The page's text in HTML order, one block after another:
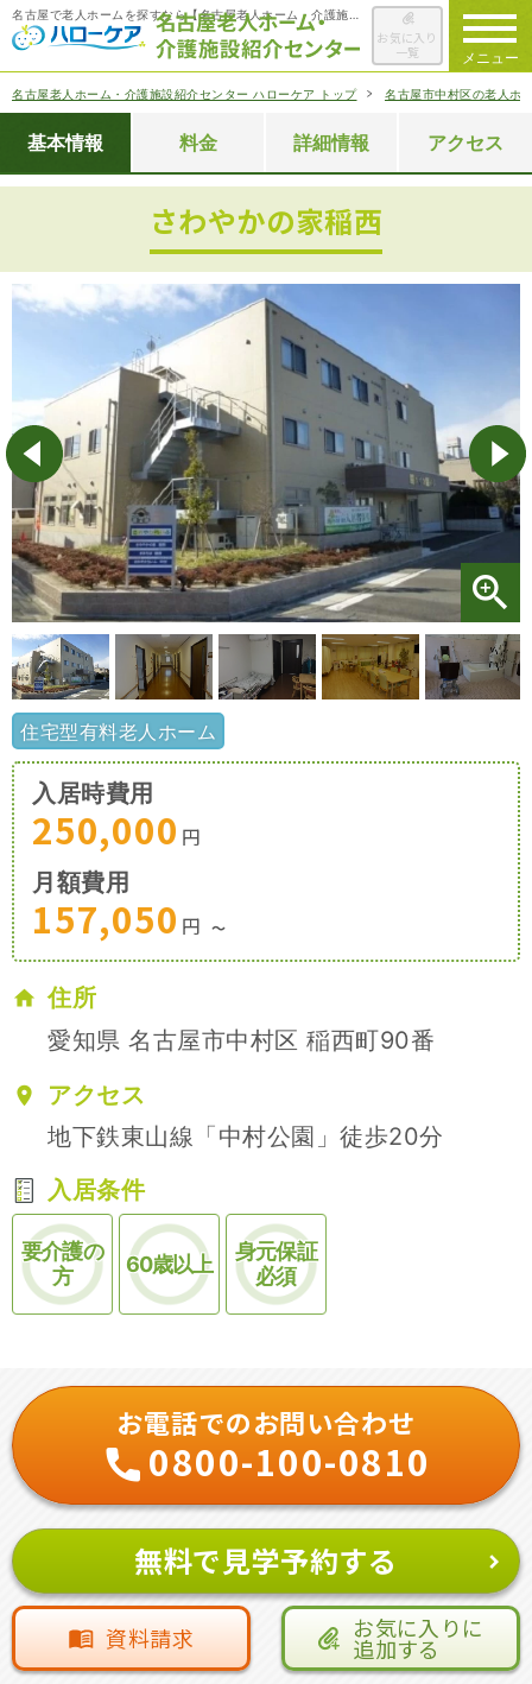
メニュー
お気に入り
一覧
ハローケアについて
老人ホームを検索する
施設選びの ポイント
ご入居までの
会社概要
お役立ち情報一覧
施設特集一覧
ブログ一覧
名古屋老人ホーム・介護施設紹介センター ハローケア トップ 名古屋市中村区の老人ホ
基本情報 料金 詳細情報 アクセス
さわやかの家稲西
住宅型有料老人ホーム
入居時費用
250,000 円
月額費用
157,050 円 〜
住所
愛知県 名古屋市中村区 稲西町90番
アクセス
地下鉄東山線「中村公園」徒歩20分
入居条件
要介護の
方
60歳以上
身元保証
必須
お電話でのお問い合わせ
0800-100-0810
無料で見学予約する
資料請求 お気に入りに
追加する